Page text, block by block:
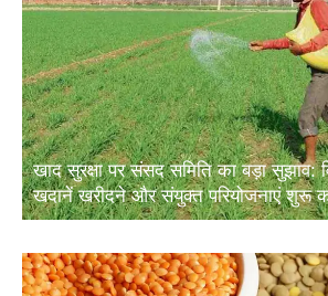
खाद सुरक्षा पर संसद समिति का बड़ा सुझाव:
खदानें खरीदने और संयुक्त परियोजनाएं शुरू